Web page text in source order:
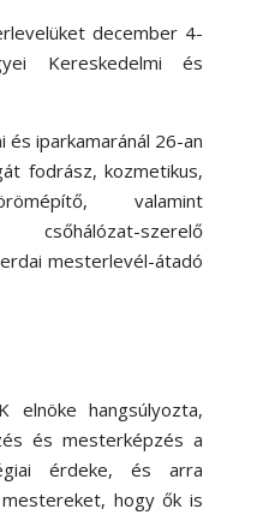
december 4-
Kereskedelmi és
és iparkamaránál 26-an
fodrász, kozmetikus,
valamint
szerelő
mesterlevél-átadó
elnöke hangsúlyozta,
és mesterképzés a
érdeke, és arra
hogy ők is